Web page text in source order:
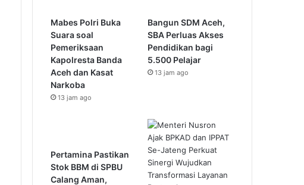
Mabes Polri Buka
Suara soal
Pemeriksaan
Kapolresta Banda
Aceh dan Kasat
Narkoba
13 jam ago
Bangun SDM Aceh,
SBA Perluas Akses
Pendidikan bagi
5.500 Pelajar
13 jam ago
Pertamina Pastikan
Stok BBM di SPBU
Calang Aman,